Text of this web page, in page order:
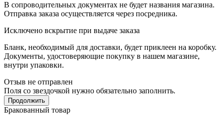
В сопроводительных документах не будет названия магазина.
Отправка заказа осуществляется через посредника.
Исключено вскрытие при выдаче заказа
Бланк, необходимый для доставки, будет приклеен на коробку.
Документы, удостоверяющие покупку в нашем магазине,
внутри упаковки.
Отзыв не отправлен
Поля со звездочкой нужно обязательно заполнить.
Продолжить
Бракованный товар